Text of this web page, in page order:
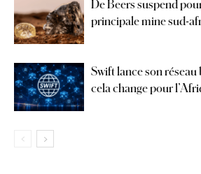
De Beers suspend
principale mine sud-
Swift lance son
cela change pour